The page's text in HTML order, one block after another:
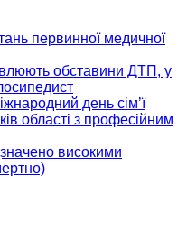
первинної медичної
обставини ДТП, у
день сім’ї
області з професійним
високими